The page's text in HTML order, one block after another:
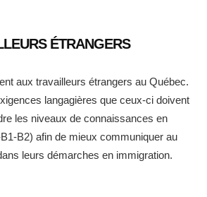
ÉTRANGERS
aux travailleurs étrangers au Québec.
langagières que ceux-ci doivent
les niveaux de connaissances en
B2) afin de mieux communiquer au
leurs démarches en immigration.